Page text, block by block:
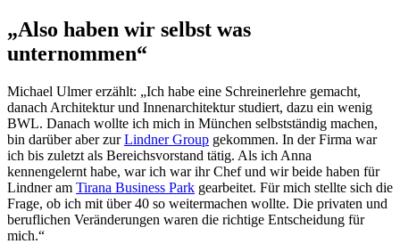
„Also haben wir selbst was
unternommen“
Michael Ulmer erzählt: „Ich habe eine Schreinerlehre gemacht,
danach Architektur und Innenarchitektur studiert, dazu ein wenig
BWL. Danach wollte ich mich in München selbstständig machen,
bin darüber aber zurLindner Group gekommen. In der Firma war
ich bis zuletzt als Bereichsvorstand tätig. Als ich Anna
kennengelernt habe, war ich war ihr Chef und wir beide haben für
Lindner am Tirana Business Park gearbeitet. Für mich stellte sich die
Frage, ob ich mit über 40 so weitermachen wollte. Die privaten und
beruflichen Veränderungen waren die richtige Entscheidung für
mich.“